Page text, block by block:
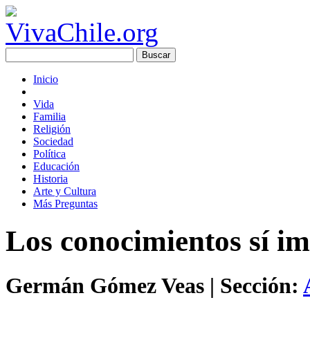
Inicio
Vida
Familia
Religión
Sociedad
Política
Educación
Historia
Arte y Cultura
Más Preguntas
Los conocimientos sí
Germán Gómez Veas | Sección: